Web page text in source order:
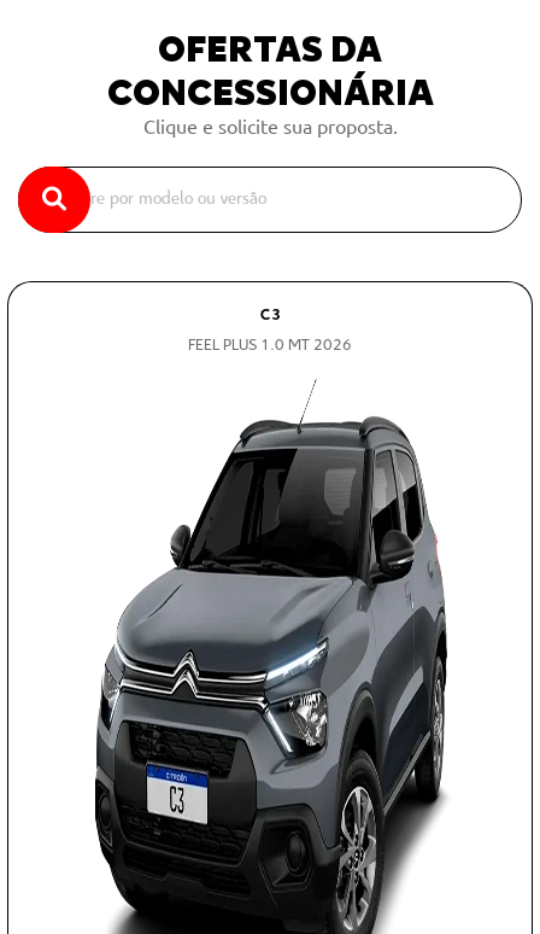
OFERTAS DA
CONCESSIONÁRIA
Clique e solicite sua proposta.
C3
FEEL PLUS 1.0 MT 2026